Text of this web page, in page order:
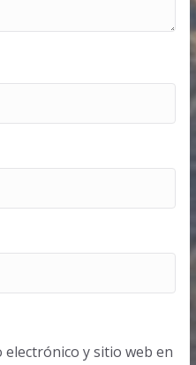
y sitio web en